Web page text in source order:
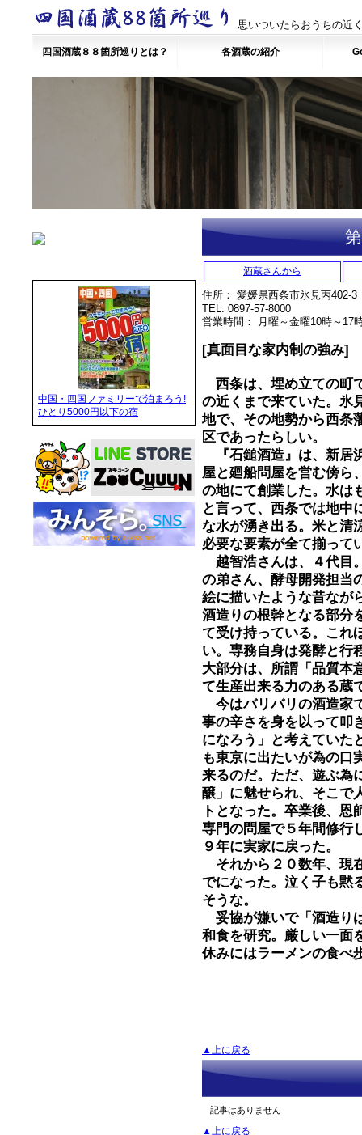
思いついたらおうちの近
四国酒蔵８８箇所巡りとは？ 各酒蔵の紹介
中国・四国ファミリーで泊まろう!
ひとり5000円以下の宿
酒蔵さんから
住所： 愛媛県西条市氷見丙402-3
TEL: 0897-57-8000
営業時間： 月曜～金曜10時～17
[真面目な家内制の強み]
西条は、埋め立ての町
の近くまで来ていた。氷
地で、その地勢から西条
区であったらしい。
『石鎚酒造』は、新居
屋と廻船問屋を営む傍ら
の地にて創業した。水は
と言って、西条では地中
な水が湧き出る。米と清
必要な要素が全て揃って
越智浩さんは、４代目
の弟さん、酵母開発担当
絵に描いたような昔なが
酒造りの根幹となる部分
て受け持っている。これ
い。専務自身は発酵と行
大部分は、所謂「品質本
て生産出来る力のある蔵
今はバリバリの酒造家
事の辛さを身を以って叩
になろう」と考えていた
も東京に出たいが為の口
来るのだ。ただ、遊ぶ為
醸」に魅せられ、そこで
トとなった。卒業後、
専門の問屋で５年間修行
９年に実家に戻った。
それから２０数年、現
でになった。泣く子も黙
そうな。
妥協が嫌いで「酒造り
和食を研究。厳しい一面
休みにはラーメンの食べ
▲上に戻る
記事はありません
▲上に戻る